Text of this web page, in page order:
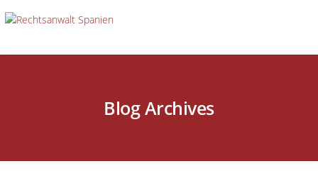
Blog Archives